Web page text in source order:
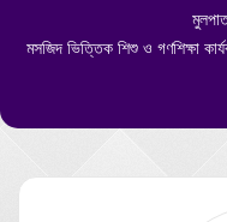
মসজিদ ভিত্তিক শিশু ও গণশিক্ষা